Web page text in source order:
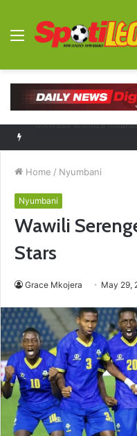
Menu
Home / Nyumbani
Nyumbani
Wawili
Stars
Grace Mkojera May 29,